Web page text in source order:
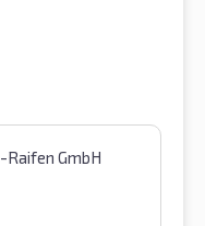
GmbH